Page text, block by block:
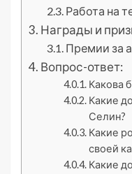
Работа на
Награды и
Премии за
Вопрос-ответ:
Какова
Какие
Селин?
Какие
своей
Какие